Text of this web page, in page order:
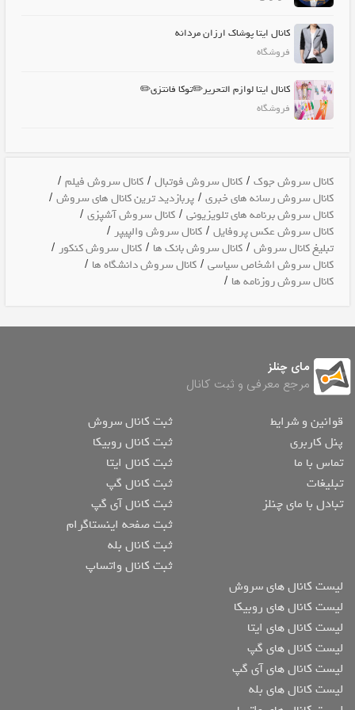
کانال ایتا پوشاک ارزان مردانه
فروشگاه
کانال ایتا لوازم التحریر✏️توکا فانتزی✏️
فروشگاه
کانال سروش جوک /کانال سروش فوتبال /کانال سروش فیلم /
کانال سروش رسانه های خبری /پربازدید ترین کانال های سروش /
کانال سروش برنامه های تلویزیونی /کانال سروش آشپزی /
کانال سروش عکس پروفایل /کانال سروش والپیپر /
تبلیغ کانال سروش /کانال سروش بانک ها /کانال سروش کنکور /
کانال سروش اشخاص سیاسی /کانال سروش دانشگاه ها /
کانال سروش روزنامه ها /
مای چنلز
مرجع معرفی و ثبت کانال
قوانین و شرایط
پنل کاربری
تماس با ما
تبلیغات
تبادل با مای چنلز
ثبت کانال سروش
ثبت کانال روبیکا
ثبت کانال ایتا
ثبت کانال گپ
ثبت کانال آی گپ
ثبت صفحه اینستاگرام
ثبت کانال بله
ثبت کانال واتساپ
لیست کانال های سروش
لیست کانال های روبیکا
لیست کانال های ایتا
لیست کانال های گپ
لیست کانال های آی گپ
لیست کانال های بله